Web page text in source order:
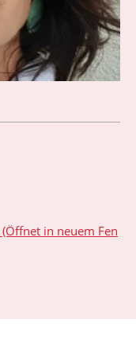
(Öffnet in neuem Fen